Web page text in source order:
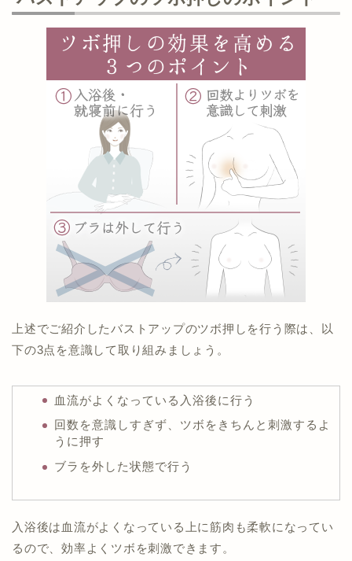
上述でご紹介したバストアップのツボ押しを行う際は、以
下の3点を意識して取り組みましょう。
血流がよくなっている入浴後に行う
回数を意識しすぎず、ツボをきちんと刺激するよ
うに押す
ブラを外した状態で行う
入浴後は血流がよくなっている上に筋肉も柔軟になってい
るので、効率よくツボを刺激できます。